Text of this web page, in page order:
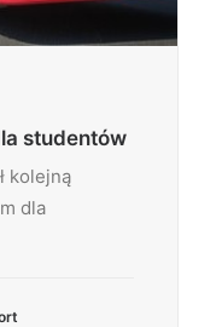
studentów
kolejną
dla